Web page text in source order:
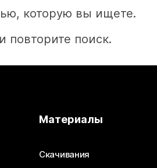
которую вы ищете.
повторите поиск.
Материалы
Скачивания